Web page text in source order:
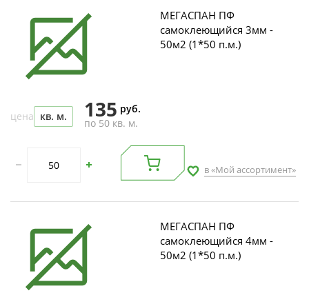
МЕГАСПАН ПФ
самоклеющийся 3мм -
50м2 (1*50 п.м.)
цена кв. м. 135 руб.
по 50 кв. м.
в «Мой ассортимент»
МЕГАСПАН ПФ
самоклеющийся 4мм -
50м2 (1*50 п.м.)